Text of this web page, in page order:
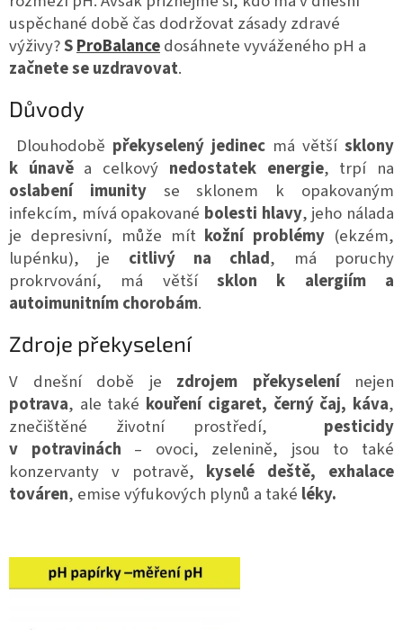
uspěchané době čas dodržovat zásady zdravé
výživy?SProBalancedosáhnete vyváženého pH a
začnete se uzdravovat.
Důvody
Dlouhodobě překyselený jedinec má větší sklony
k únavěa celkový nedostatek energie, trpí na
oslabení imunityse sklonem k opakovaným
infekcím, mívá opakované bolesti hlavy, jeho nálada
je depresivní, může mít kožní problémy (ekzém,
lupénku), je citlivý na chlad, má poruchy
prokrvování, má větší sklon k alergiím a
autoimunitním chorobám.
Zdroje překyselení
V dnešní době je zdrojem překyselenínejen
potrava, ale také kouření cigaret, černý čaj, káva,
znečištěné životní prostředí, pesticidy
v potravinách – ovoci, zelenině, jsou to také
konzervanty v potravě, kyselé deště, exhalace
továren, emise výfukových plynů a také léky.